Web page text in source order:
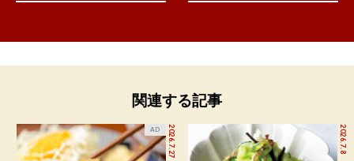
関連する記事
2026.7.27
AD 2026.7.8